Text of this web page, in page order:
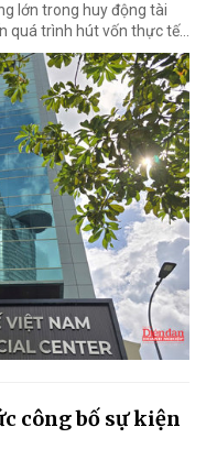
lớn trong huy động tài
trình hút vốn thực tế...
công bố sự kiện